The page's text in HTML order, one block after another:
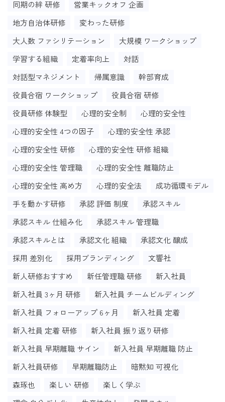
同期の絆 研修
営業キックオフ 企画
地方自治体研修
変わった研修
大人数 ファシリテーション
大規模 ワークショップ
学習する組織
定着率向上
対話
対話型マネジメント
帰属意識
幹部育成
役員合宿 ワークショップ
役員合宿 研修
役員研修 体験型
心理的安全制
心理的安全性
心理的安全性 4つの因子
心理的安全性 承認
心理的安全性 研修
心理的安全性 研修 組織
心理的安全性 管理職
心理的安全性 離職防止
心理的安全性 高め方
心理的安全法
成功循環モデル
手を動かす研修
承認 評価 制度
承認スキル
承認スキル 仕組み化
承認スキル 管理職
承認スキルとは
承認文化 組織
承認文化 醸成
採用 差別化
採用ブランディング
文響社
新人研修おすすめ
新任管理職 研修
新入社員
新入社員 3ヶ月 研修
新入社員 チームビルディング
新入社員 フォローアップ 6ヶ月
新入社員 定着
新入社員 定着 研修
新入社員 振り返り研修
新入社員 早期離職 サイン
新入社員 早期離職 防止
新入社員研修
早期離職防止
暗黙知 可視化
森琢也
楽しい 研修
楽しく学ぶ